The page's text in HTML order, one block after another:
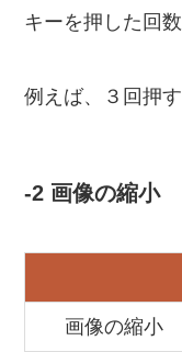
キーを押した回
例えば、３回押
-2 画像の縮小
画像の縮小